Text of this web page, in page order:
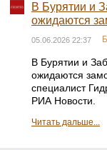
В Бурятии и
ожидаются
05.06.2026 22:37
В Бурятии и
ожидаются
специалист
РИА Новости.
Читать дальше...